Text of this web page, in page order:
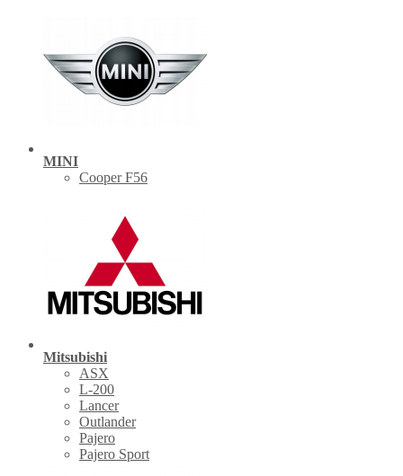
MINI
Cooper F56
Mitsubishi
ASX
L-200
Lancer
Outlander
Pajero
Pajero Sport